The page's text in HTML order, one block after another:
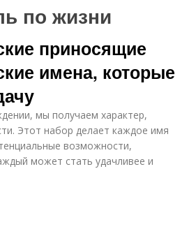
по жизни
приносящие
имена, которые
мы получаем характер,
Этот набор делает каждое имя
возможности,
может стать удачливее и